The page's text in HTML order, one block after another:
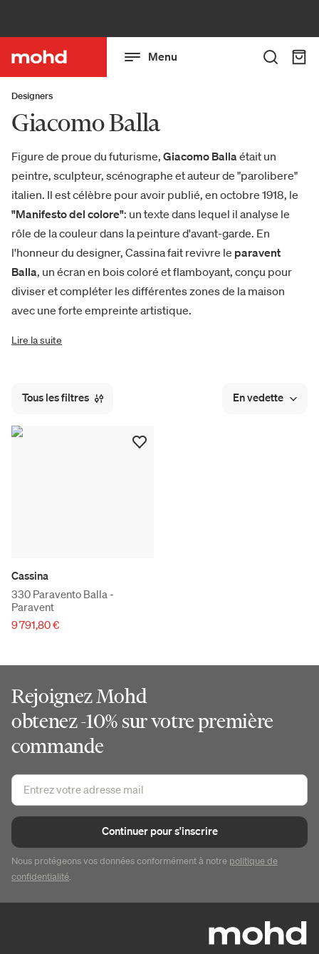
Menu
Designers
Giacomo Balla
Figure de proue du futurisme, Giacomo Ballaétait un
peintre, sculpteur, scénographe et auteur de "parolibere"
italien. Il est célèbre pour avoir publié, en octobre 1918, le
"Manifesto del colore": un texte dans lequel il analyse le
rôle de la couleur dans la peinture d'avant-garde. En
l'honneur du designer, Cassina fait revivre le paravent
Balla, un écran en bois coloré et flamboyant, conçu pour
diviser et compléter les différentes zones de la maison
avec une forte empreinte artistique.
Lire la suite
Tous les filtres En vedette
Cassina
330 Paravento Balla -
Paravent
9 791,80 €
Rejoignez Mohd
obtenez -10% sur votre première
commande
Continuer pour s'inscrire
Nous protégeons vos données conformément à notre politique de
confidentialité.